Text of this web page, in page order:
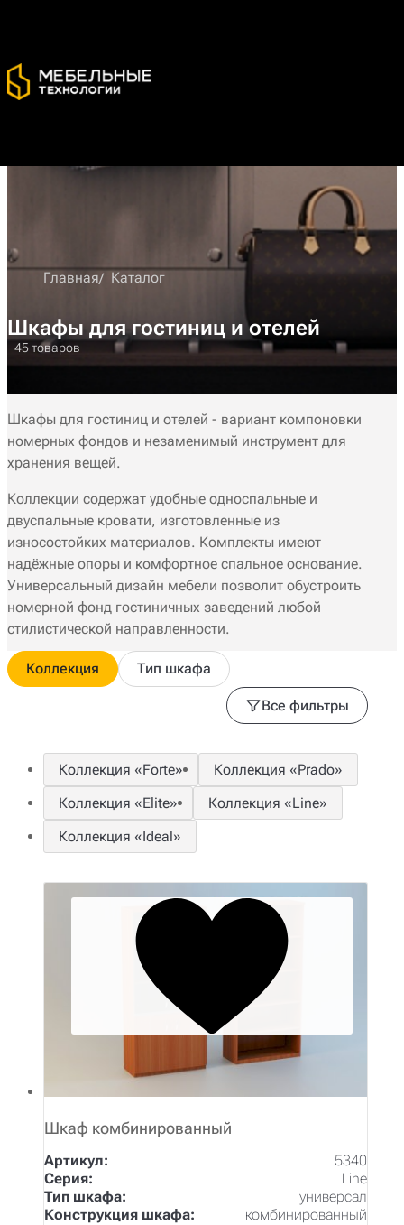
Главная Каталог
Шкафы для гостиниц и отелей
Шкафы для гостиниц и отелей - вариант компоновки
номерных фондов и незаменимый инструмент для
хранения вещей.
Коллекции содержат удобные односпальные и
двуспальные кровати, изготовленные из
износостойких материалов. Комплекты имеют
надёжные опоры и комфортное спальное основание.
Универсальный дизайн мебели позволит обустроить
номерной фонд гостиничных заведений любой
стилистической направленности.
Коллекция
Коллекция «Forte»
Коллекция «Prado»
Коллекция «Elite»
Коллекция «Line»
Коллекция «Ideal»
Тип шкафа
Все фильтры
Шкаф комбинированный
Артикул:
5340
Серия:
Line
Тип шкафа:
универсал
Конструкция шкафа:
комбинированный